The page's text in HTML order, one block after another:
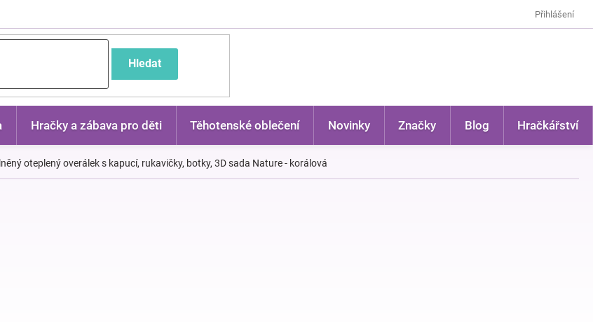
Přihlášení
Hledat
Hračky a zábava pro děti Těhotenské oblečení Novinky Značky Blog Hračkářství
oteplený overálek s kapucí, rukavičky, botky, 3D sada Nature - korálová